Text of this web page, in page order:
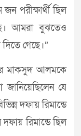
পরীক্ষার্থী ছিল
আমরা বুঝতেও
দিতে গেছে।”
মাকসুদ আলমকে
যে
দফায় রিমান্ডে
রিমান্ডে ছিল